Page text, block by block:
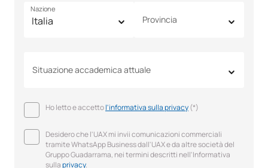
Nazione
Provincia
Situazione accademica attuale
Ho letto e accettol'informativa sulla privacy(*)
Desidero che l'UAX mi invii comunicazioni commerciali
tramite WhatsApp Business dall'UAX e da altre società del
Gruppo Guadarrama, nei termini descritti nell'Informativa
sullaprivacy.